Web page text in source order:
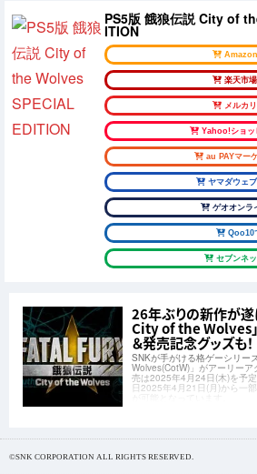
PS5版 餓狼伝説 City of
ITION
Amazon
楽天市
メルカ
Yahoo!ショッ
au PAYマー
ヤマダウェ
ゲオオンラ
Qoo10
セブンネ
26年ぶりの新作が遂
City of the Wolves
＆発売記念グッズも！
SNKが手がける格ゲーシリー
Wolves(CotW)」がアーリー
売は2025年4月24日(木)を予
日2025年4月21日(月)から一
©SNK CORPORATION ALL RIGHTS RESERVED.